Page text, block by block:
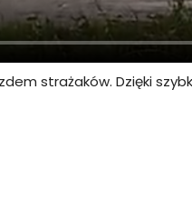
strażaków. Dzięki